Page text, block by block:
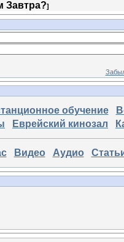
Завтра?]
обучение
Еврейский кинозал
Видео Аудио